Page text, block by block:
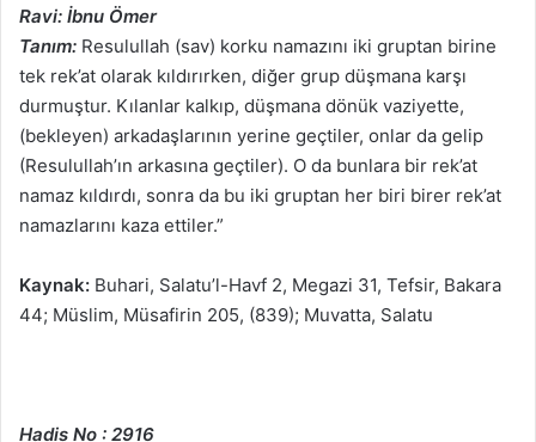
Ravi: İbnu Ömer
Tanım: Resulullah (sav) korku namazını iki gruptan birine
tek rek’at olarak kıldırırken, diğer grup düşmana karşı
durmuştur. Kılanlar kalkıp, düşmana dönük vaziyette,
(bekleyen) arkadaşlarının yerine geçtiler, onlar da gelip
(Resulullah’ın arkasına geçtiler). O da bunlara bir rek’at
namaz kıldırdı, sonra da bu iki gruptan her biri birer rek’at
namazlarını kaza ettiler.”
Kaynak: Buhari, Salatu’l-Havf 2, Megazi 31, Tefsir, Bakara
44; Müslim, Müsafirin 205, (839); Muvatta, Salatu
Hadis No : 2916